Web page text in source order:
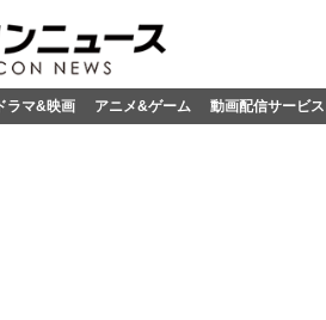
ドラマ&映画 アニメ&ゲーム 動画配信サービス